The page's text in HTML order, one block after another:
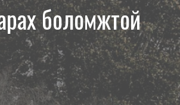
боломжтой